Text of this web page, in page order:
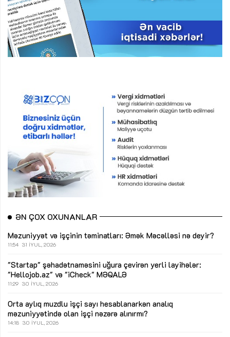
ƏN ÇOX OXUNANLAR
Məzuniyyət və işçinin təminatları: Əmək Məcəlləsi nə deyir?
11:54 31 İYUL, 2026
"Startap" şəhadətnaməsini uğura çevirən yerli layihələr:
"Hellojob.az" və "iCheck" MƏQALƏ
11:29 30 İYUL, 2026
Orta aylıq muzdlu işçi sayı hesablanarkən analıq
məzuniyyətində olan işçi nəzərə alınırmı?
14:18 30 İYUL, 2026